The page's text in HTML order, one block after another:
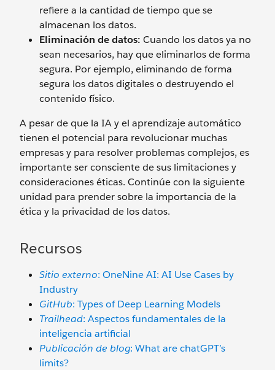
refiere a la cantidad de tiempo que se
almacenan los datos.
Eliminación de datos: Cuando los datos ya no
sean necesarios, hay que eliminarlos de forma
segura. Por ejemplo, eliminando de forma
segura los datos digitales o destruyendo el
contenido físico.
A pesar de que la IA y el aprendizaje automático
tienen el potencial para revolucionar muchas
empresas y para resolver problemas complejos, es
importante ser consciente de sus limitaciones y
consideraciones éticas. Continúe con la siguiente
unidad para prender sobre la importancia de la
ética y la privacidad de los datos.
Recursos
Sitio externo: OneNine AI: AI Use Cases by
Industry
GitHub: Types of Deep Learning Models
Trailhead: Aspectos fundamentales de la
inteligencia artificial
Publicación de blog: What are chatGPT’s
limits?